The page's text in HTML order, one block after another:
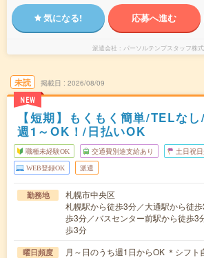
気になる! 応募へ進む
派遣会社 パーソルテンプスタッフ株
未読
NEW
掲載日 2026/08/09
【短期】もくもく簡単/TELな
週1～OK！/日払いOK
職種未経験OK 交通費別途支給あり 土日祝
WEB登録OK 派遣
勤務地
札幌市中央区
札幌駅から徒歩3分／大通駅から徒
歩3分／バスセンター前駅から徒歩3
歩3分
曜日頻度
月～日のうち週1日からOK ＊シフト